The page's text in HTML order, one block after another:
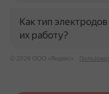
Как тип
их работу?
© 2026 ООО «Яндекс»